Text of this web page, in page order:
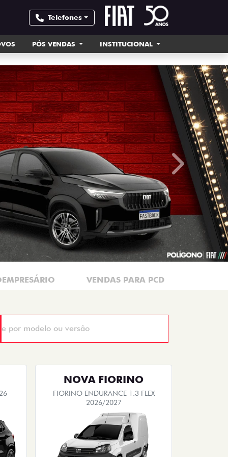
Telefones
PÓS VENDAS INSTITUCIONAL